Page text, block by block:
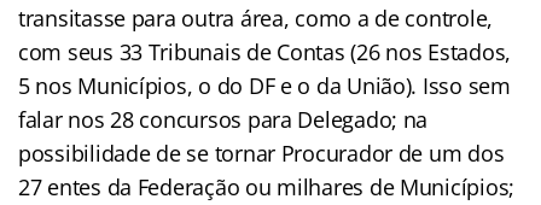
transitasse para outra área, como a de controle,
com seus 33 Tribunais de Contas (26 nos Estados,
5 nos Municípios, o do DF e o da União). Isso sem
falar nos 28 concursos para Delegado; na
possibilidade de se tornar Procurador de um dos
27 entes da Federação ou milhares de Municípios;